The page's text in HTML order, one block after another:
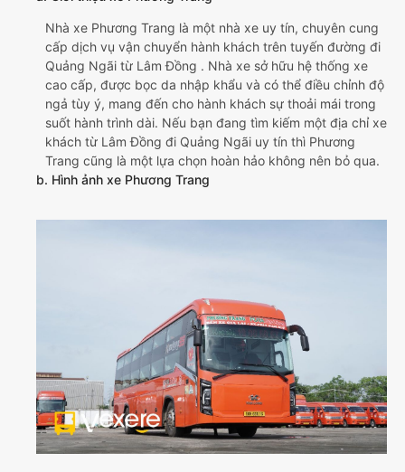
Nhà xe Phương Trang là một nhà xe uy tín, chuyên cung
cấp dịch vụ vận chuyển hành khách trên tuyến đường đi
Quảng Ngãi từ Lâm Đồng . Nhà xe sở hữu hệ thống xe
cao cấp, được bọc da nhập khẩu và có thể điều chỉnh độ
ngả tùy ý, mang đến cho hành khách sự thoải mái trong
suốt hành trình dài. Nếu bạn đang tìm kiếm một địa chỉ xe
khách từ Lâm Đồng đi Quảng Ngãi uy tín thì Phương
Trang cũng là một lựa chọn hoàn hảo không nên bỏ qua.
b. Hình ảnh xe Phương Trang